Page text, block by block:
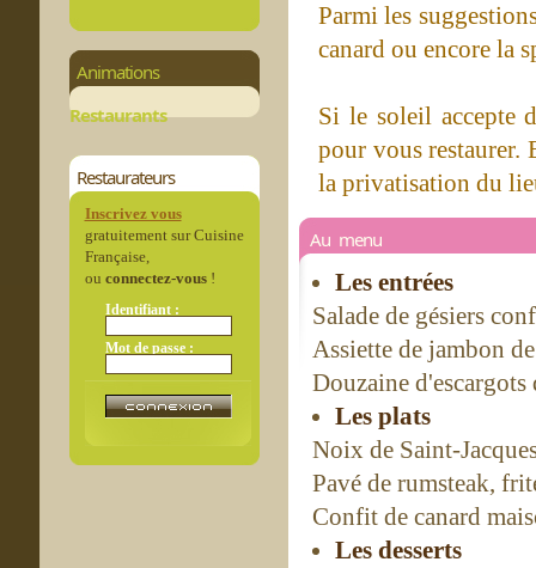
Animations
Restaurants
Restaurateurs
Inscrivez vous
gratuitement sur Cuisine
Française,
ou connectez-vous!
Identifiant :
Mot de passe :
Parmi les
canard ou encore la
Si le soleil accepte
pour vous restaurer.
la privatisation du
Au menu
Les entrées
Salade de gésiers
Assiette de jambon
Douzaine
Les plats
Noix de Saint-
Pavé de rumsteak,
Confit de canard
Les desserts